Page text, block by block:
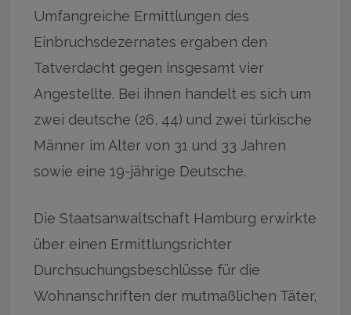
Umfangreiche Ermittlungen des
Einbruchsdezernates ergaben den
Tatverdacht gegen insgesamt vier
Angestellte. Bei ihnen handelt es sich um
zwei deutsche (26, 44) und zwei türkische
Männer im Alter von 31 und 33 Jahren
sowie eine 19-jährige Deutsche.
Die Staatsanwaltschaft Hamburg erwirkte
über einen Ermittlungsrichter
Durchsuchungsbeschlüsse für die
Wohnanschriften der mutmaßlichen Täter,